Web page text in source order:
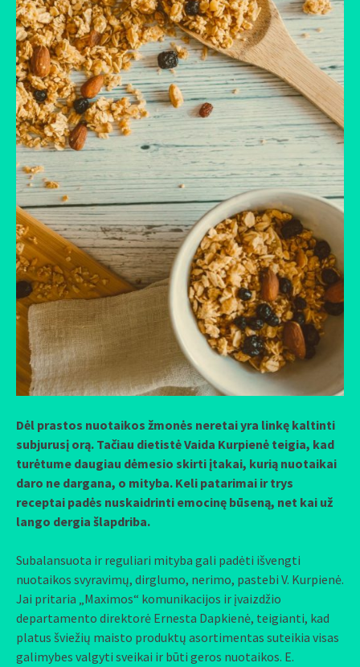
Dėl prastos nuotaikos žmonės neretai yra linkę kaltinti
subjurusį orą. Tačiau dietistė Vaida Kurpienė teigia, kad
turėtume daugiau dėmesio skirti įtakai, kurią nuotaikai
daro ne dargana, o mityba. Keli patarimai ir trys
receptai padės nuskaidrinti emocinę būseną, net kai už
lango dergia šlapdriba.
Subalansuota ir reguliari mityba gali padėti išvengti
nuotaikos svyravimų, dirglumo, nerimo, pastebi V. Kurpienė.
Jai pritaria „Maximos“ komunikacijos ir įvaizdžio
departamento direktorė Ernesta Dapkienė, teigianti, kad
platus šviežių maisto produktų asortimentas suteikia visas
galimybes valgyti sveikai ir būti geros nuotaikos. E.